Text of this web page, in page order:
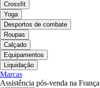
Crossfit
Yoga
Desportos de combate
Roupas
Calçado
Equipamentos
Liquidação
Marcas
Assistência pós-venda na França